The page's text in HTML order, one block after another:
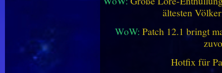
ältesten
WoW: Patch 12.1 bringt
Hotfix für